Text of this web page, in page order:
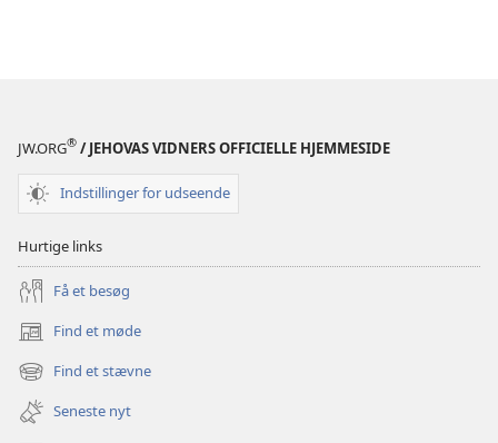
JW.ORG® / JEHOVAS VIDNERS OFFICIELLE HJEMMESIDE
Indstillinger for udseende
Hurtige links
Få et besøg
Find et møde
(åbner
nyt
vindue)
Find et stævne
(åbner
nyt
vindue)
Seneste nyt